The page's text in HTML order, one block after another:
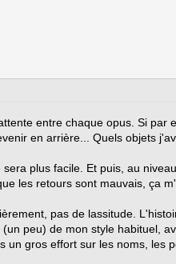
entre chaque opus. Si
en arrière... Quels objets
plus facile. Et puis, au
les retours sont mauvais, ça
pas de lassitude.
peu) de mon style habituel,
un gros effort sur les noms, les